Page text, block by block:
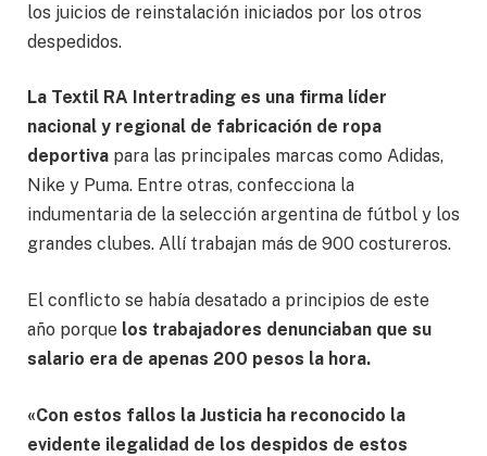
los juicios de reinstalación iniciados por los otros
despedidos.
La Textil RA Intertrading es una firma líder
nacional y regional de fabricación de ropa
deportiva para las principales marcas como Adidas,
Nike y Puma. Entre otras, confecciona la
indumentaria de la selección argentina de fútbol y los
grandes clubes. Allí trabajan más de 900 costureros.
El conflicto se había desatado a principios de este
año porque los trabajadores denunciaban que su
salario era de apenas 200 pesos la hora.
«Con estos fallos la Justicia ha reconocido la
evidente ilegalidad de los despidos de estos